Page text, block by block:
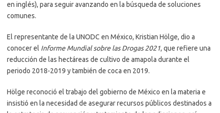
en inglés), para seguir avanzando en la búsqueda de soluciones
comunes.
El representante de la UNODC en México, Kristian Hölge, dio a
conocer el Informe Mundial sobre las Drogas 2021, que refiere una
reducción de las hectáreas de cultivo de amapola durante el
periodo 2018-2019 y también de coca en 2019.
Hölge reconoció el trabajo del gobierno de México en la materia e
insistió en la necesidad de asegurar recursos públicos destinados a